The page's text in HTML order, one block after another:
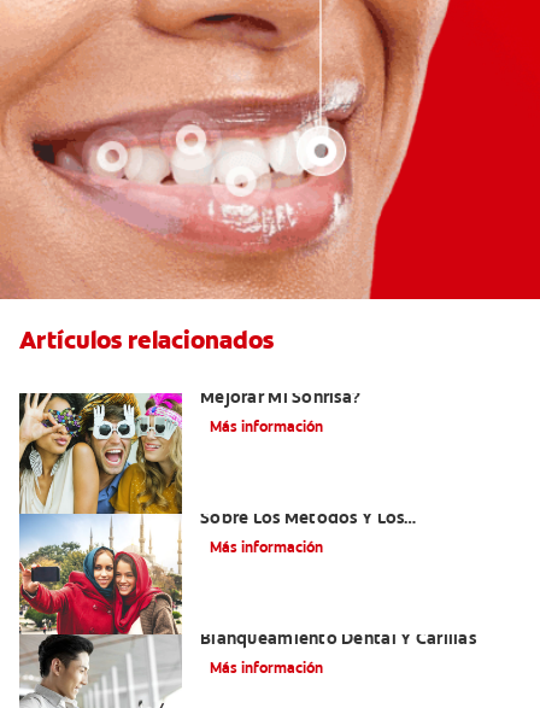
Artículos relacionados
Mejorar Mi Sonrisa?
Más información
Sobre Los Métodos Y Los
Procedimientos Del Adhesivo Dental
Más información
Blanqueamiento Dental Y Carillas
Más información